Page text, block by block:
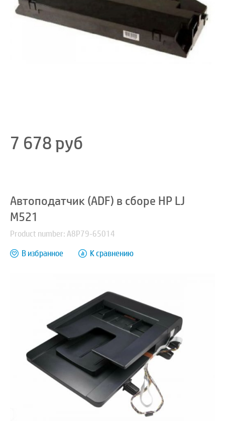
7 678руб
Автоподатчик (ADF) в сборе HP LJ
M521
Product number: A8P79-65014
В избранное
К сравнению